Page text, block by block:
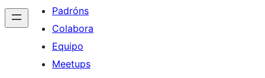
Padróns
Colabora
Equipo
Meetups